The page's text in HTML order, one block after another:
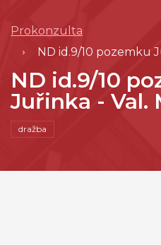
Prokonzulta
ND id.9/10 pozemku
ND id.9/10
Juřinka - Val.
dražba